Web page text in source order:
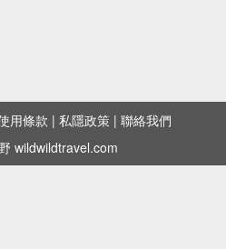
用條款 | 私隱政策 | 聯絡我們
wildwildtravel.com